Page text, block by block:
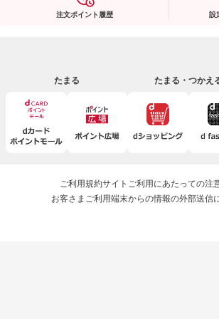
注文ポイント履歴 設
たまる たまる・つかえ
ご利用規約サイトご利用にあたっての注
お客さまご利用端末からの情報の外部送信